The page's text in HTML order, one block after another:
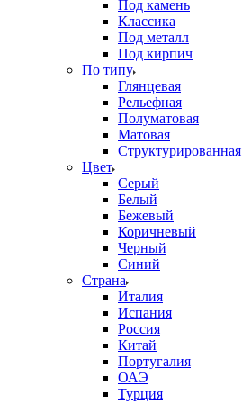
Под камень
Классика
Под металл
Под кирпич
По типу
Глянцевая
Рельефная
Полуматовая
Матовая
Структурированная
Цвет
Серый
Белый
Бежевый
Коричневый
Черный
Синий
Страна
Италия
Испания
Россия
Китай
Португалия
ОАЭ
Турция